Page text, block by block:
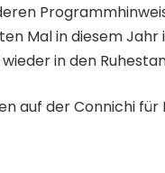
Mal in diesem Jahr
in den
auf der Connichi